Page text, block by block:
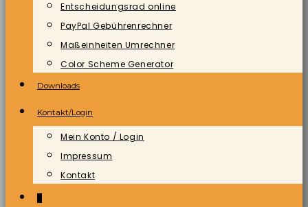
Entscheidungsrad online
PayPal Gebührenrechner
Maßeinheiten Umrechner
Color Scheme Generator
Downloads
Kontakt/Login
Mein Konto / Login
Impressum
Kontakt